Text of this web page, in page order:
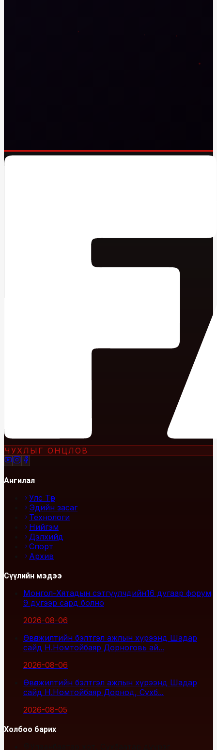
ЧУХЛЫГ ОНЦЛОВ
Ангилал
Улс Төр
Эдийн засаг
Технологи
Нийгэм
Дэлхийд
Спорт
Архив
Сүүлийн мэдээ
Монгол-Хятадын сэтгүүлчдийн16 дугаар форум
9 дүгээр сард болно
2026-08-06
Өвөлжилтийн бэлтгэл ажлын хүрээнд Шадар
сайд Н.Номтойбаяр Дорноговь ай...
2026-08-06
Өвөлжилтийн бэлтгэл ажлын хүрээнд Шадар
сайд Н.Номтойбаяр Дорнод, Сүхб...
2026-08-05
Холбоо барих